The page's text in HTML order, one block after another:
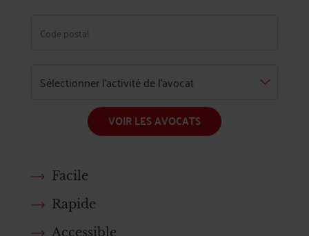
VOIR LES AVOCATS
Facile
Rapide
Accessible